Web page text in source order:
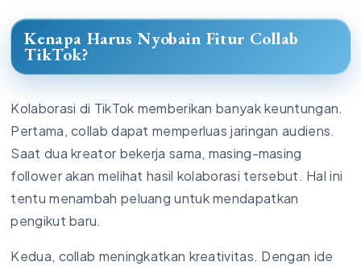
Kenapa Harus Nyobain Fitur Collab
TikTok?
Kolaborasi di TikTok memberikan banyak keuntungan.
Pertama, collab dapat memperluas jaringan audiens.
Saat dua kreator bekerja sama, masing-masing
follower akan melihat hasil kolaborasi tersebut. Hal ini
tentu menambah peluang untuk mendapatkan
pengikut baru.
Kedua, collab meningkatkan kreativitas. Dengan ide